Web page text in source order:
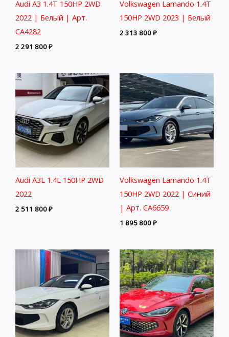
Audi A3 1.4T 150HP 2WD
2022 | Белый | Арт.
CA4282
2 291 800₽
Volkswagen Lamando 1.4T
150HP 2WD 2023 | Белый
2 313 800₽
Audi A3L 1.4L 150HP 2WD
2022
2 511 800₽
Volkswagen Lamando 1.4T
150HP 2WD 2022 | Синий
| Арт. CA6659
1 895 800₽